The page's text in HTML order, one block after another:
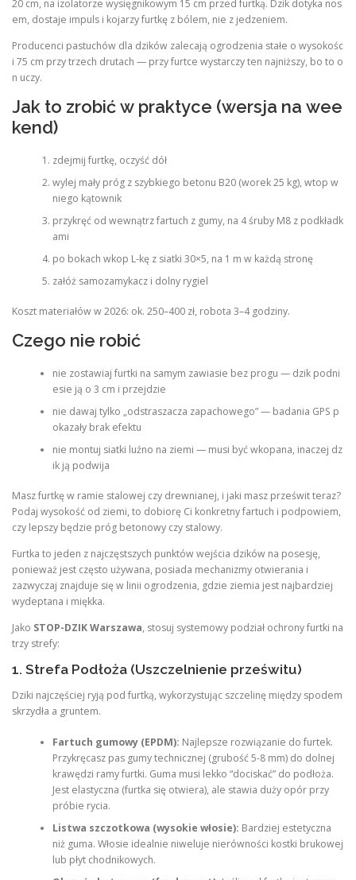
20 cm, na izolatorze wysięgnikowym 15 cm przed furtką. Dzik dotyka nos
em, dostaje impuls i kojarzy furtkę z bólem, nie z jedzeniem.
Producenci pastuchów dla dzików zalecają ogrodzenia stałe o wysokośc
i 75 cm przy trzech drutach — przy furtce wystarczy ten najniższy, bo to o
n uczy.
Jak to zrobić w praktyce (wersja na wee
kend)
zdejmij furtkę, oczyść dół
wylej mały próg z szybkiego betonu B20 (worek 25 kg), wtop w
niego kątownik
przykręć od wewnątrz fartuch z gumy, na 4 śruby M8 z podkładk
ami
po bokach wkop L-kę z siatki 30×5, na 1 m w każdą stronę
załóż samozamykacz i dolny rygiel
Koszt materiałów w 2026: ok. 250–400 zł, robota 3–4 godziny.
Czego nie robić
nie zostawiaj furtki na samym zawiasie bez progu — dzik podni
esie ją o 3 cm i przejdzie
nie dawaj tylko „odstraszacza zapachowego” — badania GPS p
okazały brak efektu
nie montuj siatki luźno na ziemi — musi być wkopana, inaczej dz
ik ją podwija
Masz furtkę w ramie stalowej czy drewnianej, i jaki masz prześwit teraz?
Podaj wysokość od ziemi, to dobiorę Ci konkretny fartuch i podpowiem,
czy lepszy będzie próg betonowy czy stalowy.
Furtka to jeden z najczęstszych punktów wejścia dzików na posesję,
ponieważ jest często używana, posiada mechanizmy otwierania i
zazwyczaj znajduje się w linii ogrodzenia, gdzie ziemia jest najbardziej
wydeptana i miękka.
Jako STOP-DZIK Warszawa, stosuj systemowy podział ochrony furtki na
trzy strefy:
1. Strefa Podłoża (Uszczelnienie prześwitu)
Dziki najczęściej ryją pod furtką, wykorzystując szczelinę między spodem
skrzydła a gruntem.
Fartuch gumowy (EPDM): Najlepsze rozwiązanie do furtek.
Przykręcasz pas gumy technicznej (grubość 5-8 mm) do dolnej
krawędzi ramy furtki. Guma musi lekko “dociskać” do podłoża.
Jest elastyczna (furtka się otwiera), ale stawia duży opór przy
próbie rycia.
Listwa szczotkowa (wysokie włosie): Bardziej estetyczna
niż guma. Włosie idealnie niweluje nierówności kostki brukowej
lub płyt chodnikowych.